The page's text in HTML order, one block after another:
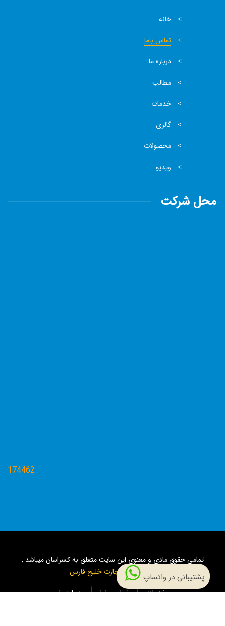
خانه
تماس باما
درباره ما
مطالب
خدمات
گالری
محصولات
ویدیو
محل شرکت
174462
تمامی حقوق مادی و معنوی این سایت متعلق به کسراسان میباشد ,
طراحیعامر تجارت خلیج فارس
درباره ما
تماس باما خدمات
پشتیبانی در واتساپ